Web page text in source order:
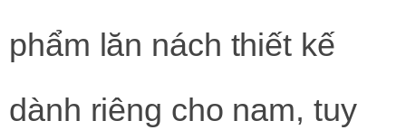
phẩm lăn nách thiết kế
dành riêng cho nam, tuy